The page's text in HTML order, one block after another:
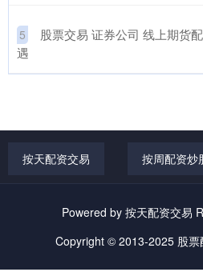
5
股票交易 证券公司 线上期货
遇
按天配资交易 按周配资炒
Powered by 按天配资交易
Copyright © 2013-2025 股